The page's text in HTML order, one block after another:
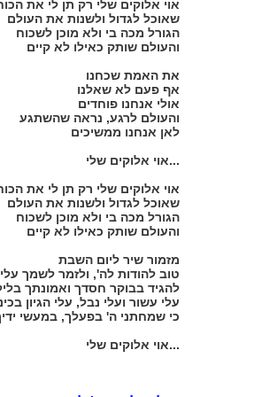
אוי אלוקים שלי רק תן לי את
שאוכל לגדול ולשנות את העולם
הגורל מכה בי ולא מוכן לשכוח
והעולם שותק כאילו לא קיים
את האמת שכחנו
אף פעם לא שאלנו
אולי אנחנו פוחדים
והעולם לרגע, נראה שהשתגע
לאן אנחנו ממשיכים
אוי אלוקים שלי...
אוי אלוקים שלי רק תן לי את
שאוכל לגדול ולשנות את העולם
הגורל מכה בי ולא מוכן לשכוח
והעולם שותק כאילו לא קיים
מזמור שיר ליום השבת
טוב להודות לה', ולזמר לשמך
להגיד בבוקר חסדך ואמונתך
עלי עשור ועלי נבל, עלי הגיון
כי שמחתני ה' בפעלך, במעשי
אוי אלוקים שלי...